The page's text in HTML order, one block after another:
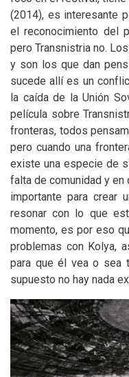
(2014), es interesante
el reconocimiento del
pero Transnistria no.
y son los que dan
sucede allí es un
la caída de la Unión
película sobre
fronteras, todos
pero cuando una
existe una especie de
falta de comunidad y
importante para crear
resonar con lo que
momento, es por eso
problemas con Kolya,
para que él vea o sea
supuesto no hay nada